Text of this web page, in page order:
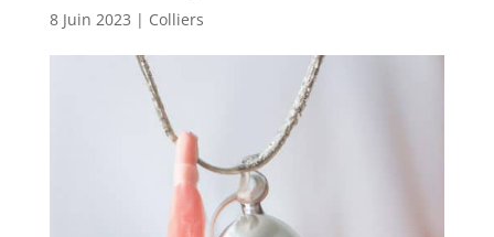
8 Juin 2023 | Colliers